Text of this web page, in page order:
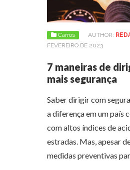
Carros AUTHOR:
FEVEREIRO DE 2023
7 maneiras de
mais segurança
Saber dirigir com
a diferença em um país
com altos índices de
estradas. Mas, apesar
medidas preventivas